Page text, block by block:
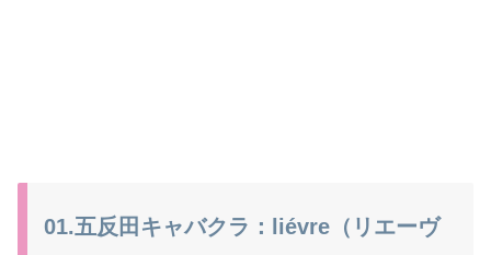
01.五反田キャバクラ：liévre（リエーヴ